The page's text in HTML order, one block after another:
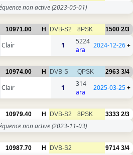
non active(2023-05-01)
10971.00 H DVB-S2 8PSK 1500 2/3
Clair 1
5224
ara
2024-12-26+
10974.00 H DVB-S QPSK 2963 3/4
Clair 1
314
ara
2025-03-25+
10979.40 H DVB-S2 8PSK 3333 2/3
non active(2023-11-03)
10987.70 H DVB-S2 9714 3/4